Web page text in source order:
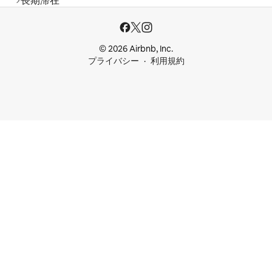
© 2026 Airbnb, Inc.
プライバシー
利用規約